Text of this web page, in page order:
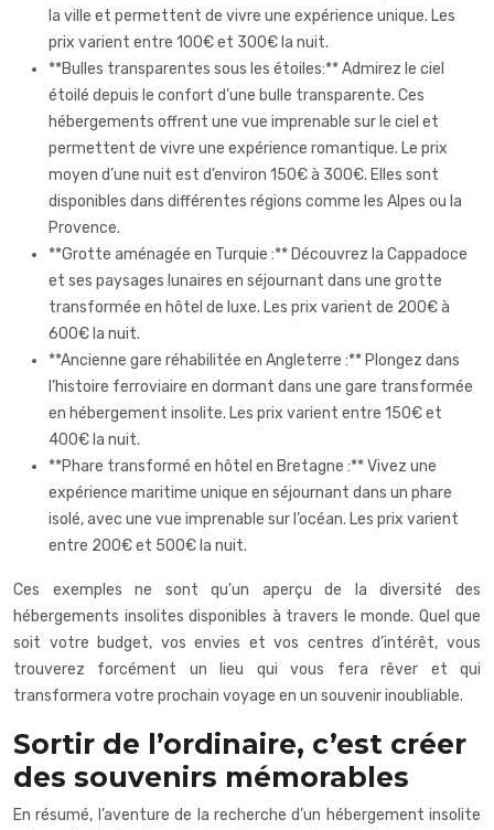
la ville et permettent de vivre une expérience unique. Les
prix varient entre 100€ et 300€ la nuit.
**Bulles transparentes sous les étoiles:** Admirez le ciel
étoilé depuis le confort d’une bulle transparente. Ces
hébergements offrent une vue imprenable sur le ciel et
permettent de vivre une expérience romantique. Le prix
moyen d’une nuit est d’environ 150€ à 300€. Elles sont
disponibles dans différentes régions comme les Alpes ou la
Provence.
**Grotte aménagée en Turquie :** Découvrez la Cappadoce
et ses paysages lunaires en séjournant dans une grotte
transformée en hôtel de luxe. Les prix varient de 200€ à
600€ la nuit.
**Ancienne gare réhabilitée en Angleterre :** Plongez dans
l’histoire ferroviaire en dormant dans une gare transformée
en hébergement insolite. Les prix varient entre 150€ et
400€ la nuit.
**Phare transformé en hôtel en Bretagne :** Vivez une
expérience maritime unique en séjournant dans un phare
isolé, avec une vue imprenable sur l’océan. Les prix varient
entre 200€ et 500€ la nuit.
Ces exemples ne sont qu’un aperçu de la diversité des
hébergements insolites disponibles à travers le monde. Quel que
soit votre budget, vos envies et vos centres d’intérêt, vous
trouverez forcément un lieu qui vous fera rêver et qui
transformera votre prochain voyage en un souvenir inoubliable.
Sortir de l’ordinaire, c’est créer
des souvenirs mémorables
En résumé, l’aventure de la recherche d’un hébergement insolite